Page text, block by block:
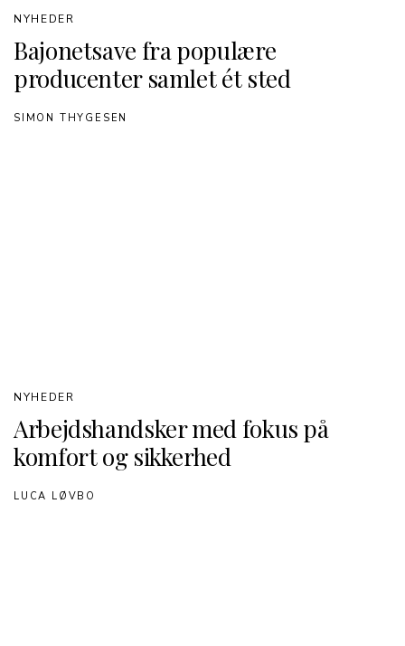
Bajonetsave fra populære
producenter samlet ét sted
NYHEDER
SIMON THYGESEN
Arbejdshandsker med fokus på
komfort og sikkerhed
NYHEDER
LUCA LØVBO